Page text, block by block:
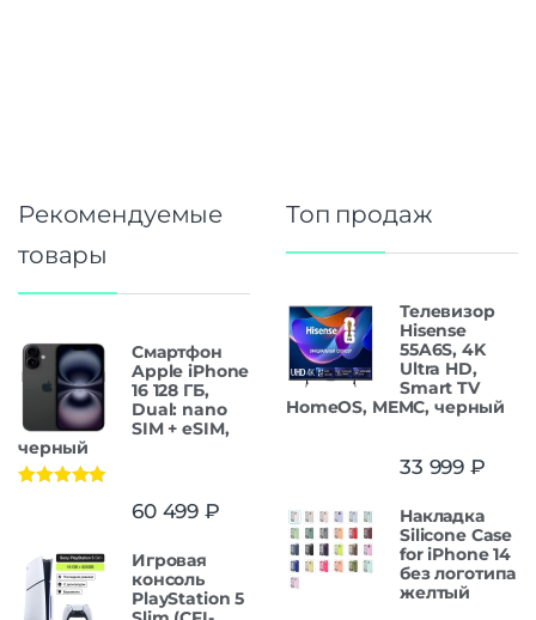
Рекомендуемые
товары
Смартфон
Apple iPhone
16 128 ГБ,
Dual: nano
SIM + eSIM,
черный
60 499 ₽
Игровая
консоль
PlayStation 5
Топ продаж
Телевизор
Hisense
55A6S, 4K
Ultra HD,
Smart TV
HomeOS, MEMC, черный
33 999 ₽
Накладка
Silicone Case
for iPhone 14
без логотипа
желтый